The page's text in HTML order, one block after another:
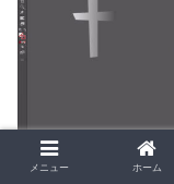
メニュー ホーム